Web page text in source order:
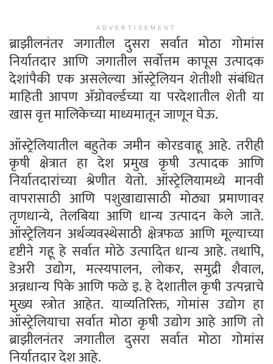
ADVERTISEMENT
ब्राझीलनंतर जगातील दुसरा सर्वात मोठा गोमांस
निर्यातदार आणि जगातील सर्वोत्तम कापूस उत्पादक
देशांपैकी एक असलेल्या ऑस्ट्रेलियन शेतीशी संबंधित
माहिती आपण अ‍ॅग्रोवर्ल्डच्या या परदेशातील शेती या
खास वृत्त मालिकेच्या माध्यमातून जाणून घेऊ.
ऑस्ट्रेलियातील बहुतेक जमीन कोरडवाहू आहे. तरीही
कृषी क्षेत्रात हा देश प्रमुख कृषी उत्पादक आणि
निर्यातदारांच्या श्रेणीत येतो. ऑस्ट्रेलियामध्ये मानवी
वापरासाठी आणि पशुखाद्यासाठी मोठ्या प्रमाणावर
तृणधान्ये, तेलबिया आणि धान्य उत्पादन केले जाते.
ऑस्ट्रेलियन अर्थव्यवस्थेसाठी क्षेत्रफळ आणि मूल्याच्या
दृष्टीने गहू हे सर्वात मोठे उत्पादित धान्य आहे. तथापि,
डेअरी उद्योग, मत्स्यपालन, लोकर, समुद्री शैवाल,
अन्नधान्य पिके आणि फळे इ. हे देशातील कृषी उत्पन्नाचे
मुख्य स्त्रोत आहेत. याव्यतिरिक्त, गोमांस उद्योग हा
ऑस्ट्रेलियाचा सर्वात मोठा कृषी उद्योग आहे आणि तो
ब्राझीलनंतर जगातील दुसरा सर्वात मोठा गोमांस
निर्यातदार देश आहे.